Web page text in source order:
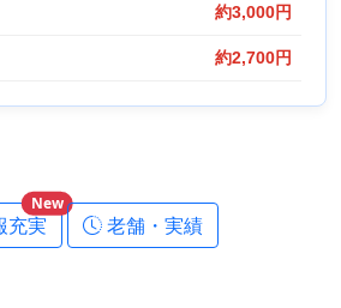
約3,000円
約2,700円
充実
New
老舗・実績